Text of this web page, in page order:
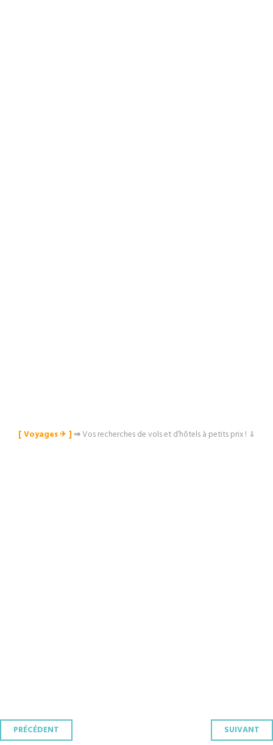
[ Voyages ✈︎ ]⇒Vos recherches de vols et d’hôtels à petits prix ! ⇓
Navigation
PRÉCÉDENT SUIVANT